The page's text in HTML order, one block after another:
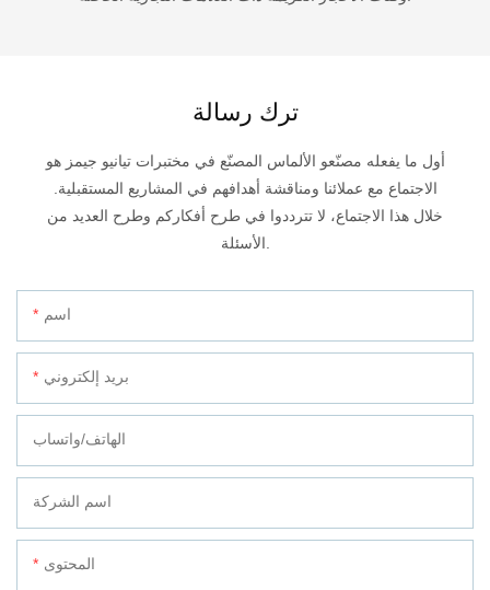
ترك رسالة
أول ما يفعله مصنّعو الألماس المصنّع في مختبرات تيانيو جيمز هو
الاجتماع مع عملائنا ومناقشة أهدافهم في المشاريع المستقبلية.
خلال هذا الاجتماع، لا تترددوا في طرح أفكاركم وطرح العديد من
اسم
بريد إلكتروني
الهاتف/واتساب
اسم الشركة
المحتوى